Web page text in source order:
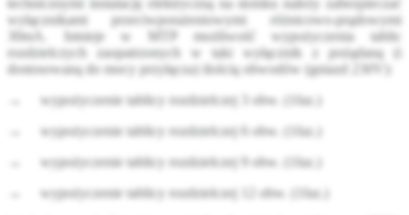
technicznymi instalację elektryczną na stoisku należy zabezpieczać
wyłącznikami przeciwporażeniowymi różnicowo-prądowymi
30mA. Istnieje w MTP możliwość wypożyczenia tablic
rozdzielczych zaopatrzonych w taki wyłącznik z pożądaną (i
dostosowaną do mocy przyłącza) ilością obwodów (gniazd 230V):
→ wypożyczenie tablicy rozdzielczej 3 obw. (1faz.)
→ wypożyczenie tablicy rozdzielczej 6 obw. (1faz.)
→ wypożyczenie tablicy rozdzielczej 9 obw. (1faz.)
→ wypożyczenie tablicy rozdzielczej 12 obw. (1faz.)